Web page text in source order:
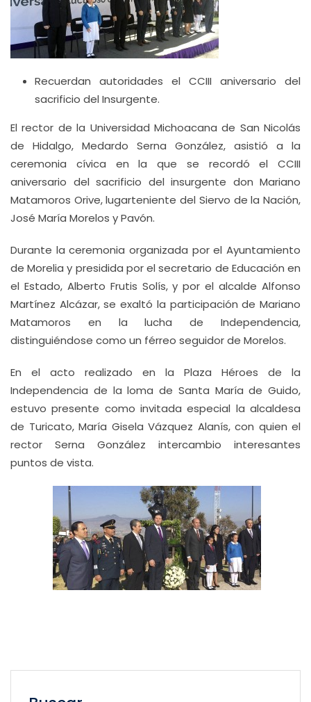
Recuerdan autoridades el CCIII aniversario del
sacrificio del Insurgente.
El rector de la Universidad Michoacana de San Nicolás
de Hidalgo, Medardo Serna González, asistió a la
ceremonia cívica en la que se recordó el CCIII
aniversario del sacrificio del insurgente don Mariano
Matamoros Orive, lugarteniente del Siervo de la Nación,
José María Morelos y Pavón.
Durante la ceremonia organizada por el Ayuntamiento
de Morelia y presidida por el secretario de Educación en
el Estado, Alberto Frutis Solís, y por el alcalde Alfonso
Martínez Alcázar, se exaltó la participación de Mariano
Matamoros en la lucha de Independencia,
distinguiéndose como un férreo seguidor de Morelos.
En el acto realizado en la Plaza Héroes de la
Independencia de la loma de Santa María de Guido,
estuvo presente como invitada especial la alcaldesa
de Turicato, María Gisela Vázquez Alanís, con quien el
rector Serna González intercambio interesantes
puntos de vista.